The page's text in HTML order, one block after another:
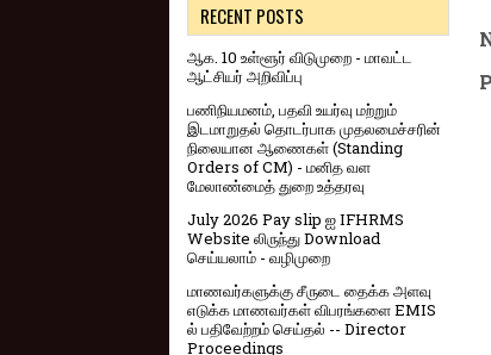
RECENT POSTS
ஆக. 10 உள்ளூர் விடுமுறை - மாவட்ட
ஆட்சியர் அறிவிப்பு
பணிநியமனம், பதவி உயர்வு மற்றும்
இடமாறுதல் தொடர்பாக முதலமைச்சரின்
நிலையான ஆணைகள் (Standing
Orders of CM) - மனித வள
மேலாண்மைத் துறை உத்தரவு
July 2026 Pay slip ஐ IFHRMS
Website லிருந்து Download
செய்யலாம் - வழிமுறை
மாணவர்களுக்கு சீருடை தைக்க அளவு
எடுக்க மாணவர்கள் விபரங்களை EMIS
ல் பதிவேற்றம் செய்தல் -- Director
Proceedings